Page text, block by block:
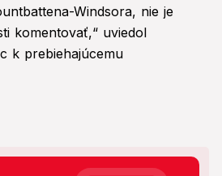
Windsora, nie je
komentovať,“ uviedol
k prebiehajúcemu